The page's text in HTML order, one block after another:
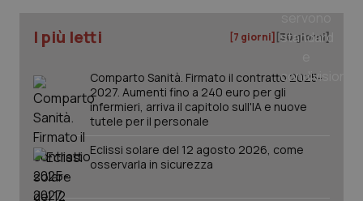
I più letti [7 giorni] [30 giorni]
Comparto Sanità. Firmato il contratto 2025-
2027. Aumenti fino a 240 euro per gli
infermieri, arriva il capitolo sull'IA e nuove
tutele per il personale
Eclissi solare del 12 agosto 2026, come
osservarla in sicurezza